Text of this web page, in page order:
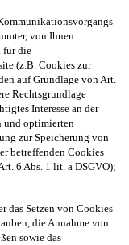
von Ihnen
für die
(z.B. Cookies zur
auf Grundlage von Art.
Rechtsgrundlage
Interesse an der
und optimierten
zur Speicherung von
betreffenden Cookies
6 Abs. 1 lit. a DSGVO);
das Setzen von Cookies
die Annahme von
sowie das